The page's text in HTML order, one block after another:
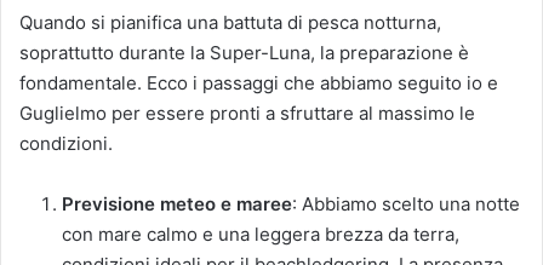
Quando si pianifica una battuta di pesca notturna,
soprattutto durante la Super-Luna, la preparazione è
fondamentale. Ecco i passaggi che abbiamo seguito io e
Guglielmo per essere pronti a sfruttare al massimo le
condizioni.
Previsione meteo e maree: Abbiamo scelto una notte
con mare calmo e una leggera brezza da terra,